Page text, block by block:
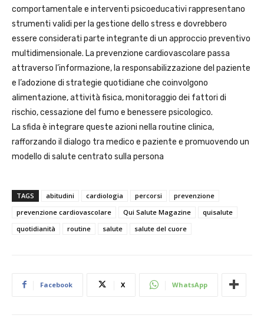
comportamentale e interventi psicoeducativi rappresentano
strumenti validi per la gestione dello stress e dovrebbero
essere considerati parte integrante di un approccio preventivo
multidimensionale. La prevenzione cardiovascolare passa
attraverso l’informazione, la responsabilizzazione del paziente
e l’adozione di strategie quotidiane che coinvolgono
alimentazione, attività fisica, monitoraggio dei fattori di
rischio, cessazione del fumo e benessere psicologico.
La sfida è integrare queste azioni nella routine clinica,
rafforzando il dialogo tra medico e paziente e promuovendo un
modello di salute centrato sulla persona
TAGS abitudini cardiologia percorsi
prevenzione
prevenzione cardiovascolare
Qui Salute Magazine
quisalute
quotidianità
routine salute salute del cuore
Facebook X WhatsApp